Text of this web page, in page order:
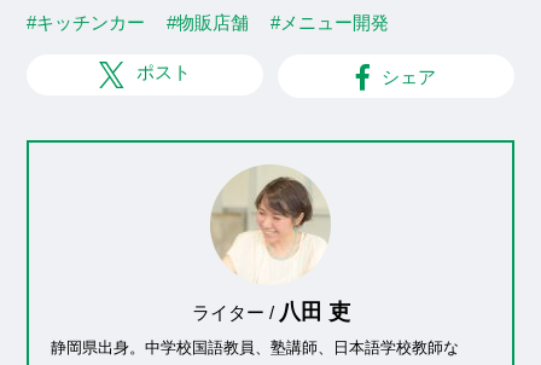
#キッチンカー #物販店舗 #メニュー開発
ポスト シェア
ライター / 八田 吏
静岡県出身。中学校国語教員、塾講師、日本語学校教師な